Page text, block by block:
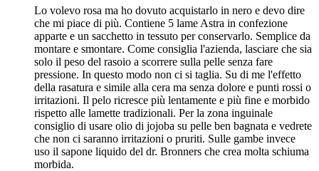
Lo volevo rosa ma ho dovuto acquistarlo in nero e devo dire
che mi piace di più. Contiene 5 lame Astra in confezione
apparte e un sacchetto in tessuto per conservarlo. Semplice da
montare e smontare. Come consiglia l'azienda, lasciare che sia
solo il peso del rasoio a scorrere sulla pelle senza fare
pressione. In questo modo non ci si taglia. Su di me l'effetto
della rasatura e simile alla cera ma senza dolore e punti rossi o
irritazioni. Il pelo ricresce più lentamente e più fine e morbido
rispetto alle lamette tradizionali. Per la zona inguinale
consiglio di usare olio di jojoba su pelle ben bagnata e vedrete
che non ci saranno irritazioni o pruriti. Sulle gambe invece
uso il sapone liquido del dr. Bronners che crea molta schiuma
morbida.